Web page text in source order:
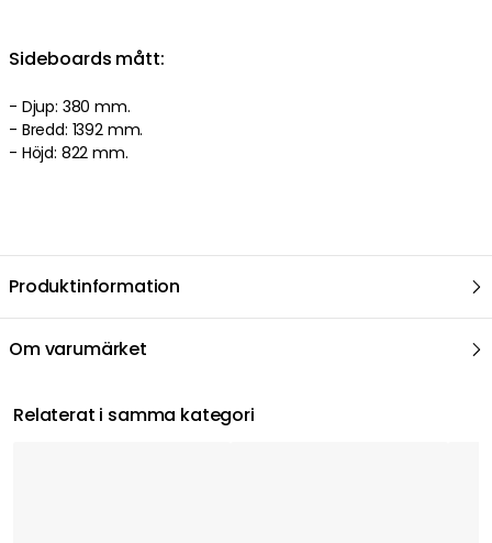
Sideboards mått:
- Djup: 380 mm.
- Bredd: 1392 mm.
- Höjd: 822 mm.
Produktinformation
Om varumärket
Relaterat i samma kategori